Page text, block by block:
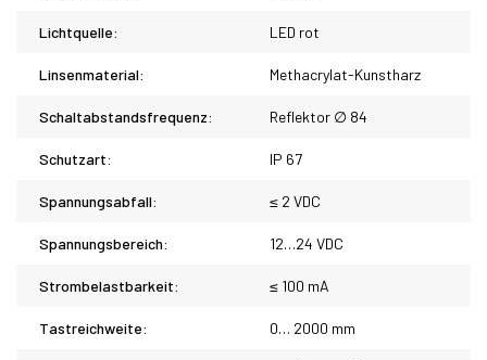
Lichtquelle: LED rot
Linsenmaterial: Methacrylat-Kunstharz
Schaltabstandsfrequenz: Reflektor ∅ 84
Schutzart: IP 67
Spannungsabfall: ≤ 2 VDC
Spannungsbereich: 12…24 VDC
Strombelastbarkeit: ≤ 100 mA
Tastreichweite: 0… 2000 mm